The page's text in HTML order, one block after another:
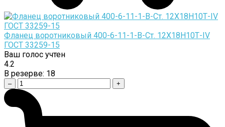
Фланец воротниковый 400-6-11-1-B-Cт. 12Х18Н10Т-IV
ГОСТ 33259-15
Ваш голос учтен
4.2
В резерве: 18
– +